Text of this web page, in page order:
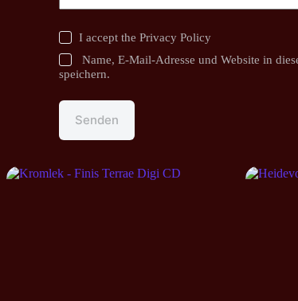
I accept the Privacy Policy
Name, E-Mail-Adresse und Website in
speichern.
Senden